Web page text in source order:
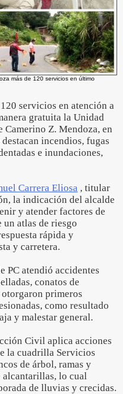
más de 120 servicios en último
servicios en atención a
gratuita la Unidad
Z. Mendoza, en
incendios, fugas
e inundaciones,
Carrera Eliosa , titular
la indicación del alcalde
y atender factores de
un atlas de riesgo
rápida y
y carretera.
PC atendió accidentes
conatos de
primeros
como resultado
y malestar general.
Civil aplica acciones
la cuadrilla Servicios
de árbol, ramas y
alcantarillas, lo cual
de lluvias y crecidas.